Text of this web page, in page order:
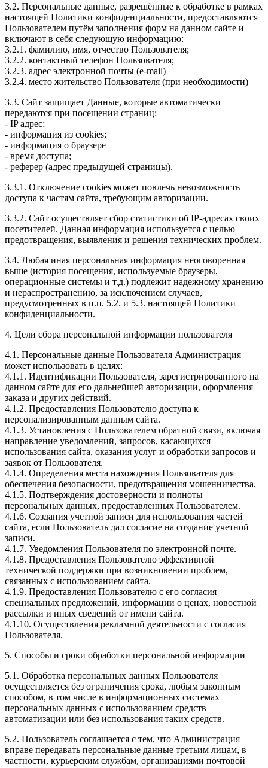
3.2. Персональные данные, разрешённые к обработке в рамках
настоящей Политики конфиденциальности, предоставляются
Пользователем путём заполнения форм на данном сайте и
включают в себя следующую информацию:
3.2.1. фамилию, имя, отчество Пользователя;
3.2.2. контактный телефон Пользователя;
3.2.3. адрес электронной почты (e-mail)
3.2.4. место жительство Пользователя (при необходимости)
3.3. Сайт защищает Данные, которые автоматически
передаются при посещении страниц:
- IP адрес;
- информация из cookies;
- информация о браузере
- время доступа;
- реферер (адрес предыдущей страницы).
3.3.1. Отключение cookies может повлечь невозможность
доступа к частям сайта, требующим авторизации.
3.3.2. Сайт осуществляет сбор статистики об IP-адресах своих
посетителей. Данная информация используется с целью
предотвращения, выявления и решения технических проблем.
3.4. Любая иная персональная информация неоговоренная
выше (история посещения, используемые браузеры,
операционные системы и т.д.) подлежит надежному хранению
и нераспространению, за исключением случаев,
предусмотренных в п.п. 5.2. и 5.3. настоящей Политики
конфиденциальности.
4. Цели сбора персональной информации пользователя
4.1. Персональные данные Пользователя Администрация
может использовать в целях:
4.1.1. Идентификации Пользователя, зарегистрированного на
данном сайте для его дальнейшей авторизации, оформления
заказа и других действий.
4.1.2. Предоставления Пользователю доступа к
персонализированным данным сайта.
4.1.3. Установления с Пользователем обратной связи, включая
направление уведомлений, запросов, касающихся
использования сайта, оказания услуг и обработки запросов и
заявок от Пользователя.
4.1.4. Определения места нахождения Пользователя для
обеспечения безопасности, предотвращения мошенничества.
4.1.5. Подтверждения достоверности и полноты
персональных данных, предоставленных Пользователем.
4.1.6. Создания учетной записи для использования частей
сайта, если Пользователь дал согласие на создание учетной
записи.
4.1.7. Уведомления Пользователя по электронной почте.
4.1.8. Предоставления Пользователю эффективной
технической поддержки при возникновении проблем,
связанных с использованием сайта.
4.1.9. Предоставления Пользователю с его согласия
специальных предложений, информации о ценах, новостной
рассылки и иных сведений от имени сайта.
4.1.10. Осуществления рекламной деятельности с согласия
Пользователя.
5. Способы и сроки обработки персональной информации
5.1. Обработка персональных данных Пользователя
осуществляется без ограничения срока, любым законным
способом, в том числе в информационных системах
персональных данных с использованием средств
автоматизации или без использования таких средств.
5.2. Пользователь соглашается с тем, что Администрация
вправе передавать персональные данные третьим лицам, в
частности, курьерским службам, организациями почтовой